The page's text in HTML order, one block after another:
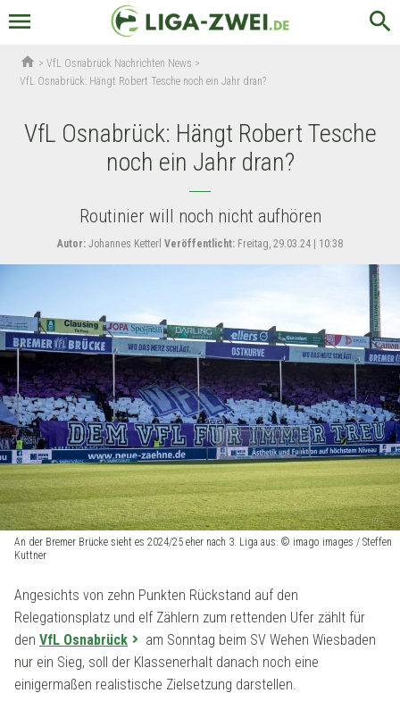
menu search
home >VfL Osnabrück Nachrichten News >
VfL Osnabrück: Hängt Robert Tesche noch ein Jahr dran?
VfL Osnabrück: Hängt Robert Tesche
noch ein Jahr dran?
Routinier will noch nicht aufhören
Autor: Johannes Ketterl Veröffentlicht: Freitag, 29.03.24 | 10:38
An der Bremer Brücke sieht es 2024/25 eher nach 3. Liga aus. © imago images / Steffen
Kuttner
Angesichts von zehn Punkten Rückstand auf den
Relegationsplatz und elf Zählern zum rettenden Ufer zählt für
den VfL Osnabrück
am Sonntag beim SV Wehen Wiesbaden
nur ein Sieg, soll der Klassenerhalt danach noch eine
einigermaßen realistische Zielsetzung darstellen.